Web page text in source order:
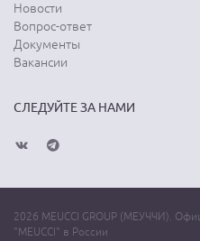
Новости
Вопрос-ответ
Документы
Вакансии
СЛЕДУЙТЕ ЗА НАМИ
2026 MEUCCI GROUP (МЕУЧЧИ).
"MEUCCI" в России